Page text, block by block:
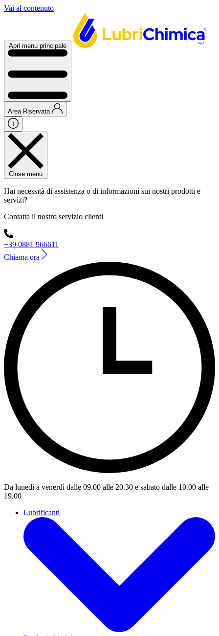
Vai al contenuto
Apri menu principale
Area Riservata
Close menu
Hai necessità di assistenza o di informazioni sui nostri prodotti e
servizi?
Contatta il nostro servizio clienti
+39 0881 966611
Chiama ora
Da lunedì a venerdì dalle 09.00 alle 20.30 e sabato dalle 10.00 alle
19.00
Lubrificanti